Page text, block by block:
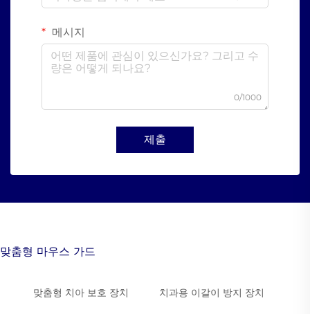
메시지
0/1000
제출
맞춤형 마우스 가드
맞춤형 치아 보호 장치 치과용 이갈이 방지 장치